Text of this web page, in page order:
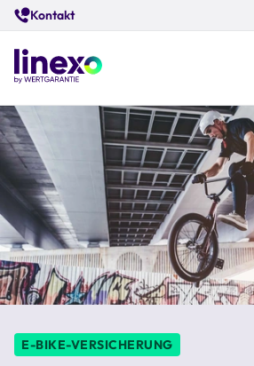
Skip
to
main
content
Kontakt
E-BIKE-VERSICHERUNG